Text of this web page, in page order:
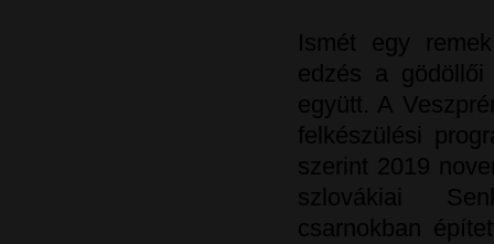
Ismét egy
edzés a gödöllői
együtt. A
felkészülési
szerint 2019
szlovákiai
csarnokban